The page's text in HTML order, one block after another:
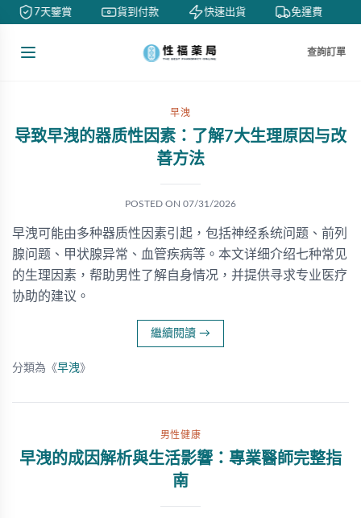
7天鑒賞 貨到付款 快速出貨 免運費
查詢訂單
早洩
导致早洩的器质性因素：了解7大生理原因与改
善方法
POSTED ON 07/31/2026
早洩可能由多种器质性因素引起，包括神经系统问题、前列
腺问题、甲状腺异常、血管疾病等。本文详细介绍七种常见
的生理因素，帮助男性了解自身情况，并提供寻求专业医疗
协助的建议。
繼續閱讀 →
分類為《早洩》
男性健康
早洩的成因解析與生活影響：專業醫師完整指
南